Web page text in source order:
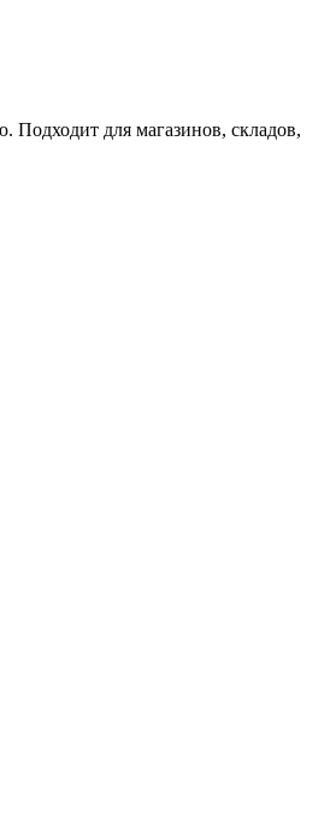
Подходит для магазинов, складов,